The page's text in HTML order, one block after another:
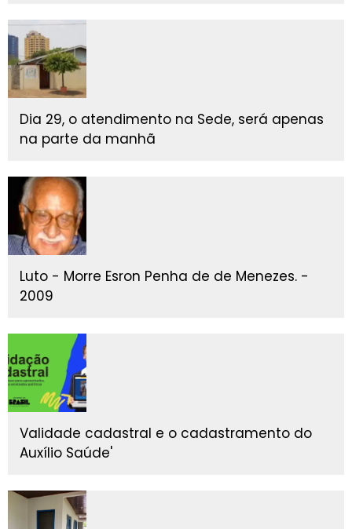
Dia 29, o atendimento na Sede, será apenas
na parte da manhã
Luto - Morre Esron Penha de de Menezes. -
2009
Validade cadastral e o cadastramento do
Auxílio Saúde'